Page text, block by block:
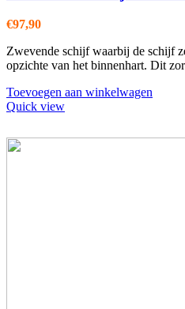
€97,90
Zwevende schijf waarbij de schijf
opzichte van het binnenhart. Dit
Toevoegen aan winkelwagen
Quick view